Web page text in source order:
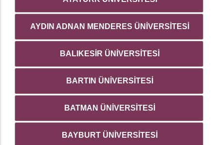
AYDIN ADNAN MENDERES ÜNİVERSİTESİ
BALIKESİR ÜNİVERSİTESİ
BARTIN ÜNİVERSİTESİ
BATMAN ÜNİVERSİTESİ
BAYBURT ÜNİVERSİTESİ